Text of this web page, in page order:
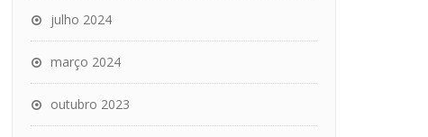
julho 2024
março 2024
outubro 2023